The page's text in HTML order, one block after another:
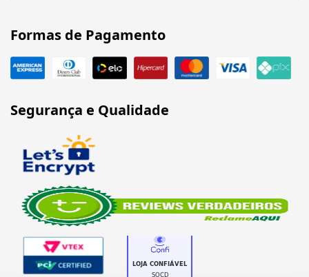
Formas de Pagamento
Segurança e Qualidade